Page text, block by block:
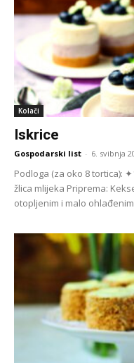
Kolači
Iskrice
Gospodarski list - 6. svibnja
Podloga (za oko 8 tortica):
žlica mlijeka Priprema:
otopljenim i malo